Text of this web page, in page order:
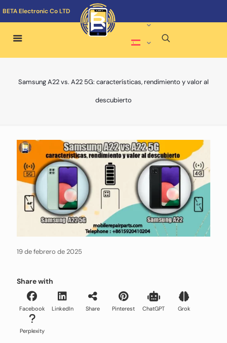
BETA Electronic Co LTD
Samsung A22 vs. A22 5G: características, rendimiento y valor al
descubierto
19 de febrero de 2025
Share with
Facebook LinkedIn Share Pinterest ChatGPT Grok
Perplexity